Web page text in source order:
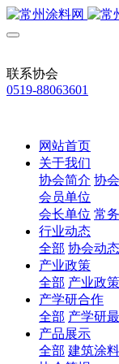
联系协会
0519-88063601
网站首页
关于我们
协会简介 协
会员单位
会长单位 常
行业动态
全部 协会动态
产业政策
全部 产业政策
产学研合作
全部 产学研
产品展示
全部 建筑涂料